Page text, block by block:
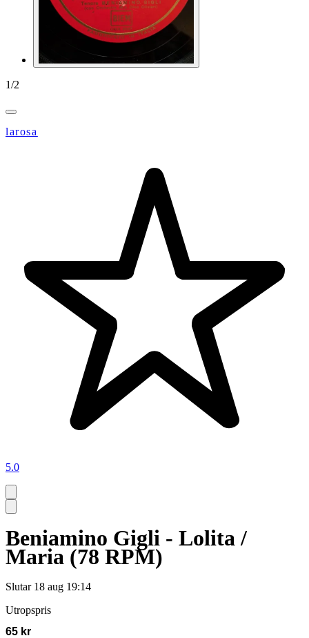
1/2
larosa
5.0
Beniamino Gigli - Lolita /
Maria (78 RPM)
Slutar 18 aug 19:14
Utropspris
65 kr